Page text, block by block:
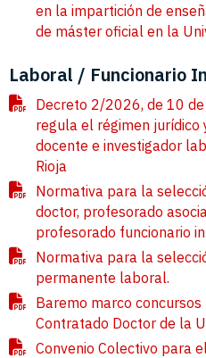
en la impartición de
de máster oficial en la
Laboral / Funcionario
Decreto 2/2026, de 10
regula el régimen
docente e investigador
Rioja
Normativa para la
doctor, profesorado
profesorado funcionario
Normativa para la
permanente laboral.
Baremo marco
Contratado Doctor de la
Convenio Colectivo para